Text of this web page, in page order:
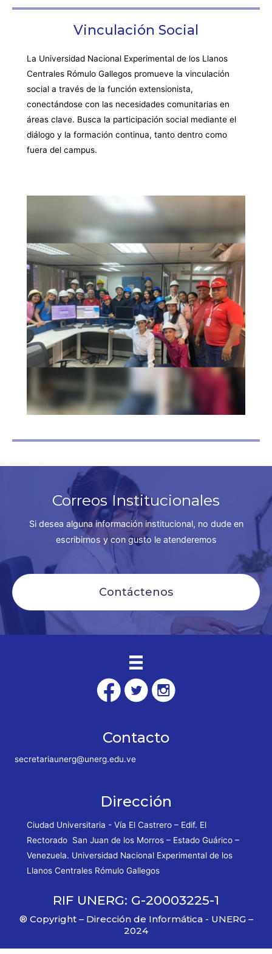
Vinculación Social
La Universidad Nacional Experimental de los Llanos
Centrales Rómulo Gallegos promueve la vinculación
social a través de la función extensionista,
conectándose con las necesidades comunitarias en
áreas clave. Busca la participación social mediante el
diálogo y la formación continua, tanto dentro como
fuera del campus.
Correos Institucionales
Si desea alguna información institucional, no dude en
escribirnos y con gusto le atenderemos
Contáctenos
Contacto
secretariaunerg@unerg.edu.ve
Dirección
Ciudad Universitaria - Vía El Castrero – Edif. El
Rectorado San Juan de los Morros – Estado Guárico –
Venezuela. Universidad Nacional Experimental de los
Llanos Centrales Rómulo Gallegos
RIF UNERG: G-20003225-1
® Copyright – Dirección de Informática - UNERG –
2024